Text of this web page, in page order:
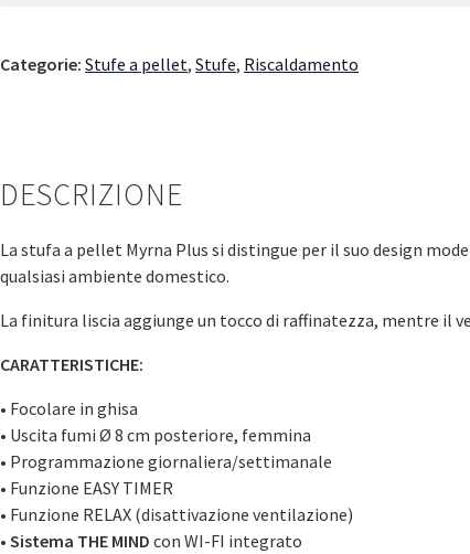
Categorie: Stufe a pellet, Stufe, Riscaldamento
DESCRIZIONE
La stufa a pellet Myrna Plus si distingue per il suo design
qualsiasi ambiente domestico.
La finitura liscia aggiunge un tocco di raffinatezza, mentre il
CARATTERISTICHE:
• Focolare in ghisa
• Uscita fumi Ø 8 cm posteriore, femmina
• Programmazione giornaliera/settimanale
• Funzione EASY TIMER
• Funzione RELAX (disattivazione ventilazione)
• Sistema THE MIND con WI-FI integrato